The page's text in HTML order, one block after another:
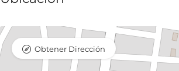
Obtener Dirección